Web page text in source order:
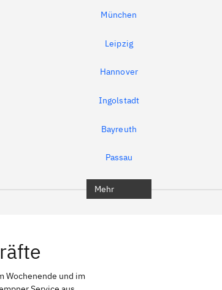
München
Leipzig
Hannover
Ingolstadt
Bayreuth
Passau
Mehr
Wochenende und im